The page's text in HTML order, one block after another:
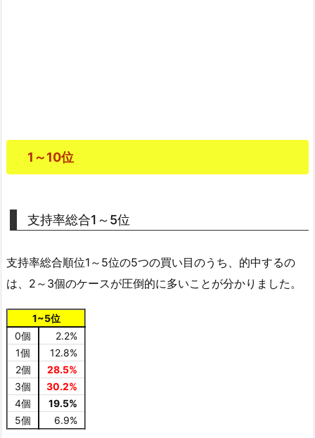
1～10位
支持率総合1～5位
支持率総合順位1～5位の5つの買い目のうち、的中するの
は、2～3個のケースが圧倒的に多いことが分かりました。
1~5位
0個
2.2%
1個
12.8%
2個
28.5%
3個
30.2%
4個
19.5%
5個
6.9%